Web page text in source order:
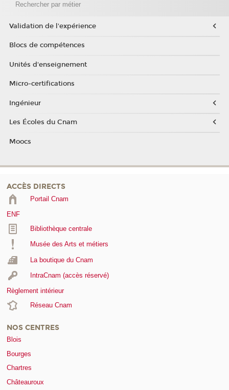
Rechercher par métier
Validation de l'expérience
Blocs de compétences
Unités d'enseignement
Micro-certifications
Ingénieur
Les Écoles du Cnam
Moocs
ACCÈS DIRECTS
Portail Cnam
ENF
Bibliothèque centrale
Musée des Arts et métiers
La boutique du Cnam
IntraCnam (accès réservé)
Règlement intérieur
Réseau Cnam
NOS CENTRES
Blois
Bourges
Chartres
Châteauroux